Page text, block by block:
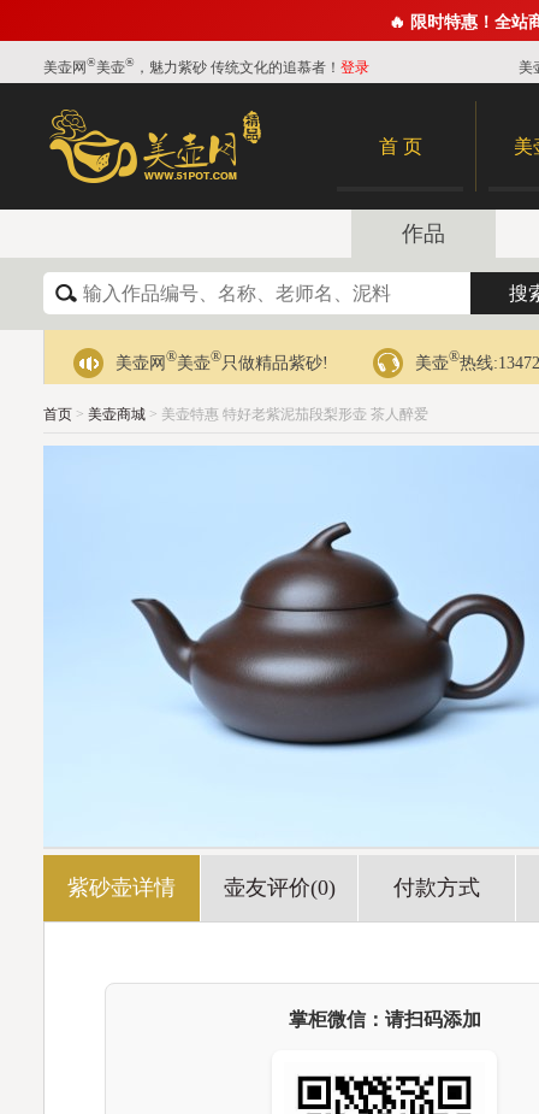
🔥 限时特惠！全站
美壶网®美壶® ，魅力紫砂 传统文化的追慕者！ 登录 美
首 页 美
作品
美壶网®美壶®只做精品紫砂! 美壶®热线
首页 > 美壶商城 > 美壶特惠 特好老紫泥茄段梨形壶 茶人醉爱
紫砂壶详情 壶友评价(0) 付款方式
掌柜微信：请扫码添加